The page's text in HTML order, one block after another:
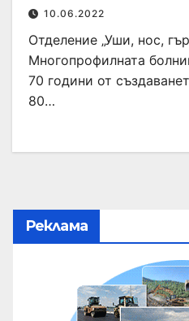
10.06.2022
Отделение „Уши, нос,
Многопрофилната
70 години от
80…
Реклама